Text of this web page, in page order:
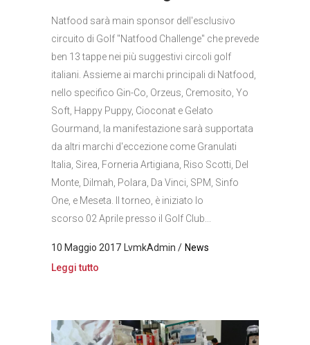
Natfood sarà main sponsor dell'esclusivo
circuito di Golf "Natfood Challenge" che prevede
ben 13 tappe nei più suggestivi circoli golf
italiani. Assieme ai marchi principali di Natfood,
nello specifico Gin-Co, Orzeus, Cremosito, Yo
Soft, Happy Puppy, Cioconat e Gelato
Gourmand, la manifestazione sarà supportata
da altri marchi d'eccezione come Granulati
Italia, Sirea, Forneria Artigiana, Riso Scotti, Del
Monte, Dilmah, Polara, Da Vinci, SPM, Sinfo
One, e Meseta. Il torneo, è iniziato lo
scorso 02 Aprile presso il Golf Club...
10 Maggio 2017 LvmkAdmin
News
Leggi tutto